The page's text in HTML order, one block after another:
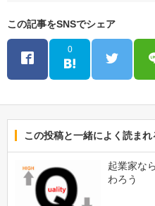
この記事をSNSでシェア
0
この投稿と一緒によく読まれ
起業家な
わろう